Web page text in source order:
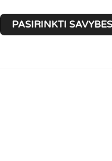
PASIRINKTI SAVYBES